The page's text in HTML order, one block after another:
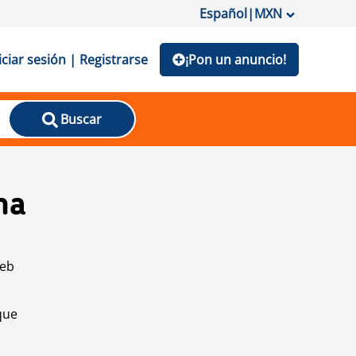
Español|MXN
sesión | Registrarse ¡Pon un anuncio!
Buscar